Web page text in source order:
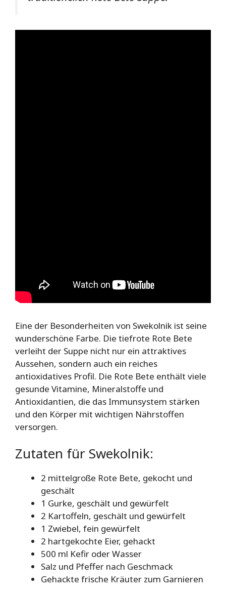
Eine der Besonderheiten von Swekolnik ist seine
wunderschöne Farbe. Die tiefrote Rote Bete
verleiht der Suppe nicht nur ein attraktives
Aussehen, sondern auch ein reiches
antioxidatives Profil. Die Rote Bete enthält viele
gesunde Vitamine, Mineralstoffe und
Antioxidantien, die das Immunsystem stärken
und den Körper mit wichtigen Nährstoffen
versorgen.
Zutaten für Swekolnik:
2 mittelgroße Rote Bete, gekocht und
geschält
1 Gurke, geschält und gewürfelt
2 Kartoffeln, geschält und gewürfelt
1 Zwiebel, fein gewürfelt
2 hartgekochte Eier, gehackt
500 ml Kefir oder Wasser
Salz und Pfeffer nach Geschmack
Gehackte frische Kräuter zum Garnieren